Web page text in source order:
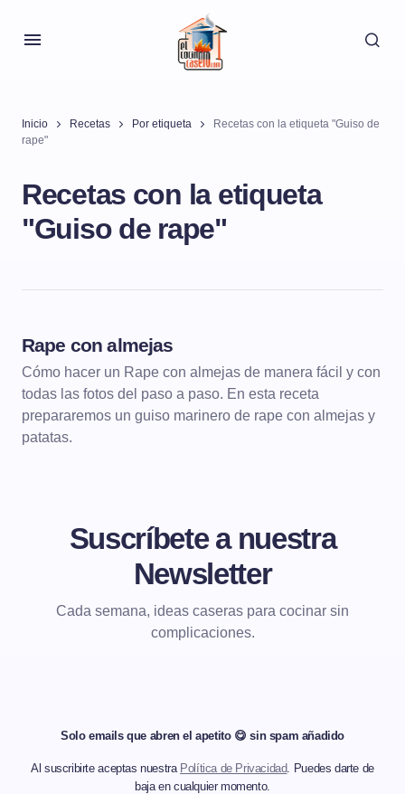
Inicio Recetas Por etiqueta
Recetas con la etiqueta "Guiso de
rape"
Recetas con la etiqueta
"Guiso de rape"
Rape con almejas
Cómo hacer un Rape con almejas de manera fácil y con
todas las fotos del paso a paso. En esta receta
prepararemos un guiso marinero de rape con almejas y
patatas.
Suscríbete a nuestra
Newsletter
Cada semana, ideas caseras para cocinar sin
complicaciones.
Solo emails que abren el apetito 😋 sin spam añadido
Al suscribirte aceptas nuestra Política de Privacidad. Puedes darte de
baja en cualquier momento.